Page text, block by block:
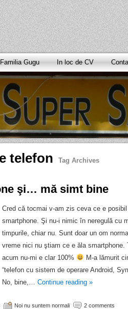
Familia Gugu In loc de CV
telefon Tag Archives
şi… mă simt bine
Cred că tocmai v-am zis ceva ce e
smartphone. Şi nu-i nimic în neregulă cu
timpurile, chiar nu. Sunt doar un om
vreme nici nu ştiam ce e ăla smartphone.
acum nu-mi e clar 100%
M-a lămurit
“telefon cu sistem de operare Android,
No, bine,… Continue reading »
Noi nu suntem normali
2 comments